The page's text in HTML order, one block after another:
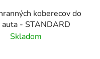
koberecov do
- STANDARD
Skladom